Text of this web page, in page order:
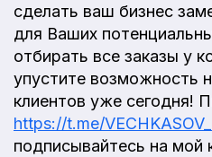
сделать ваш бизнес
для Ваших
отбирать все заказы у
упустите возможность
клиентов уже сегодня!
https://t.me/
подписывайтесь на мой